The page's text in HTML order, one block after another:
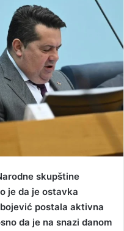
skupštine
je da je ostavka
postala aktivna
da je na snazi danom